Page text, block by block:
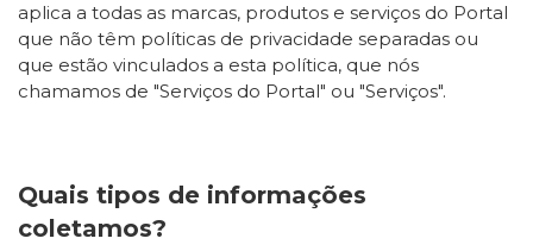
aplica a todas as marcas, produtos e serviços do Portal
que não têm políticas de privacidade separadas ou
que estão vinculados a esta política, que nós
chamamos de "Serviços do Portal" ou "Serviços".
Quais tipos de informações
coletamos?